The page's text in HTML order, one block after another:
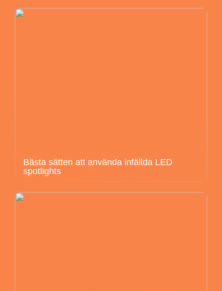
Bästa sätten att använda infällda LED
spotlights